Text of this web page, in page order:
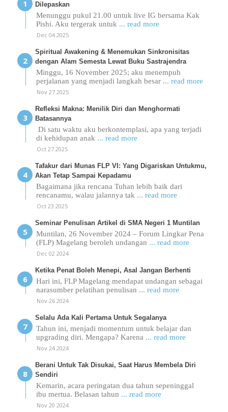
Dilepaskan
Menunggu pukul 21.00 untuk live IG bersama Kak
Pishi. Aku tergerak untuk ... read more
Dec 04 2025
Spiritual Awakening & Menemukan Sinkronisitas
dengan Alam Semesta Lewat Buku Sastrajendra
Minggu, 16 November 2025; aku menempuh
perjalanan yang menjadi langkah besar ... read more
Nov 27 2025
Refleksi Makna: Menilik Diri dan Menghormati
Batasannya
Di satu waktu aku berkontemplasi, apa yang terjadi
di kehidupan anak ... read more
Oct 27 2025
Tafakur dari Munas FLP VI: Yang Digariskan Untukmu,
Akan Tetap Sampai Kepadamu
Bagaimana jika rencana Tuhan lebih baik dari
rencanamu, walau jalannya tak ... read more
Oct 23 2025
Seminar Penulisan Artikel di SMA Negeri 1 Muntilan
Muntilan, 26 November 2024 – Forum Lingkar Pena
(FLP) Magelang beroleh undangan ... read more
Dec 02 2024
Ketika Penat Boleh Menepi, Asal Jangan Berhenti
Hari ini, FLP Magelang mendapat undangan sebagai
narasumber pelatihan penulisan ... read more
Nov 26 2024
Selalu Ada Kali Pertama Untuk Segalanya
Tahun ini, menjadi momentum untuk belajar dan
upgrading diri. Mengapa? Karena ... read more
Nov 24 2024
Berani Untuk Tak Disukai, Saat Harus Membela Diri
Sendiri
Kemarin, acara peringatan dua tahun sepeninggal
ibu mertua. Belasan tahun ... read more
Nov 20 2024